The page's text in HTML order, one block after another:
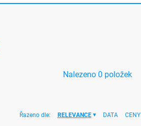
Nalezeno 0 položek
Řazeno dle: RELEVANCE DATA CENY